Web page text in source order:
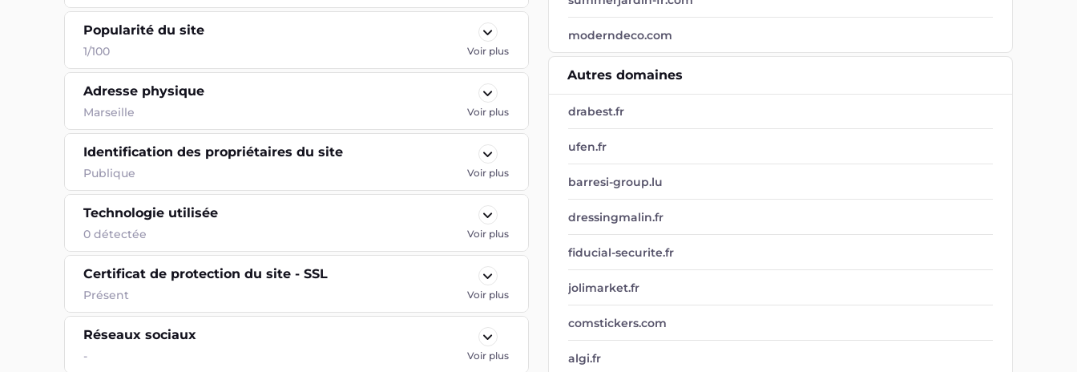
Popularité du site
1/100 Voir plus
Adresse physique
Marseille Voir plus
Identification des propriétaires du site
Publique Voir plus
Technologie utilisée
0 détectée Voir plus
Certificat de protection du site - SSL
Présent Voir plus
Réseaux sociaux
- Voir plus
moderndeco.com
Autres domaines
drabest.fr
ufen.fr
barresi-group.lu
dressingmalin.fr
fiducial-securite.fr
jolimarket.fr
comstickers.com
algi.fr